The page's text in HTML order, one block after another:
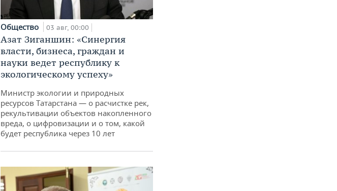
Общество 03 авг, 00:00
Азат Зиганшин: «Синергия
власти, бизнеса, граждан и
науки ведет республику к
экологическому успеху»
Министр экологии и природных
ресурсов Татарстана — о расчистке рек,
рекультивации объектов накопленного
вреда, о цифровизации и о том, какой
будет республика через 10 лет